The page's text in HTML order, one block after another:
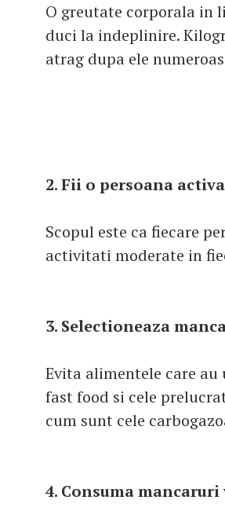
O greutate corporala in
duci la indeplinire.
atrag dupa ele
2. Fii o persoana
Scopul este ca fiecare
activitati moderate in
3. Selectioneaza
Evita alimentele care
fast food si cele
cum sunt cele
4. Consuma mancaruri